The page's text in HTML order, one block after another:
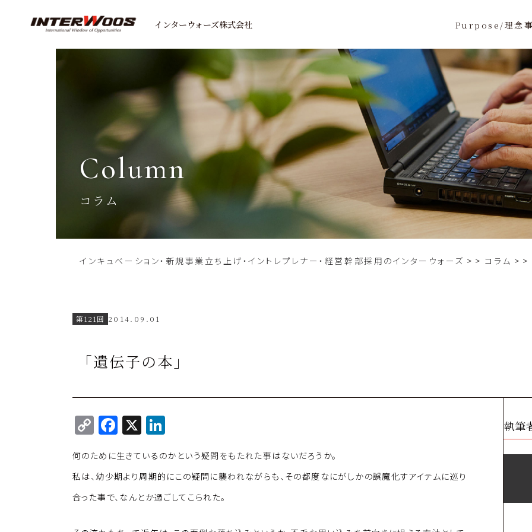
インターウォーズ株式会社 Purpose/理念
column
コラム
インキュベーション・新規事業立ち上げ・イントレプレナー・経営幹部採用のインターウォーズ > コラム >
第121回 2014.09.01
「遺伝子の本」
C
p
y
Li
F
a
c
e
b
X
k
e
dI
何のために生きているのかという疑問をもたれた事はないだろうか。
私は、幼少期より周期的にこの疑問に襲われながらも、その都度なにがしかの誤魔化すアイテムに巡り
合った事で、なんとか過ごしてこられた。
執筆